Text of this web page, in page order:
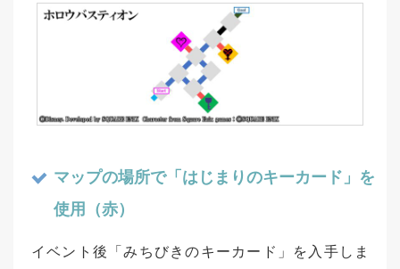
マップの場所で「はじまりのキーカード」を
使用（赤）
イベント後「みちびきのキーカード」を入手しま